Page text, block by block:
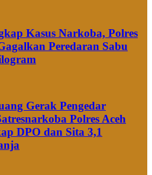
Kasus Narkoba, Polres
Peredaran Sabu
Gerak Pengedar
Polres Aceh
DPO dan Sita 3,1